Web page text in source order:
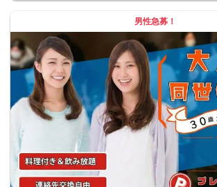
男性急募！